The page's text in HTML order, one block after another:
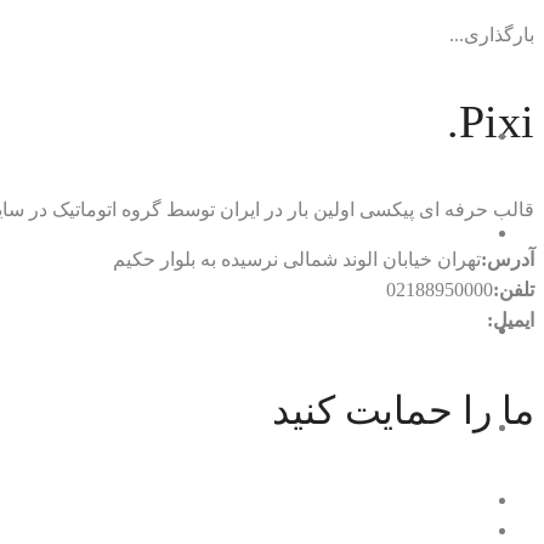
بارگذاری...
Pixi.
قالب حرفه ای پیکسی اولین بار در ایران توسط گروه
آدرس:تهران خیابان الوند شمالی نرسیده به بلوار حکیم
تلفن:02188950000
ایمیل:
ما را حمایت کنید